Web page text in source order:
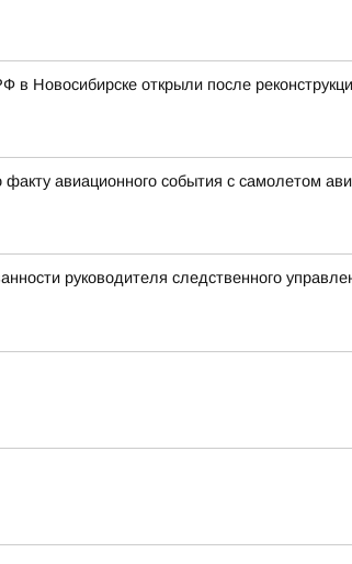
Новосибирске открыли после
факту авиационного события с самолетом
руководителя следственного